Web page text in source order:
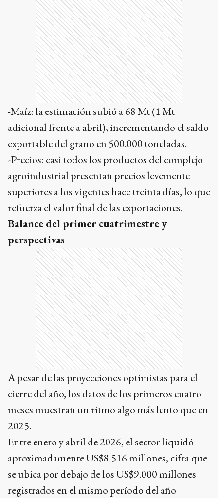
-Maíz: la estimación subió a 68 Mt (1 Mt
adicional frente a abril), incrementando el saldo
exportable del grano en 500.000 toneladas.
-Precios: casi todos los productos del complejo
agroindustrial presentan precios levemente
superiores a los vigentes hace treinta días, lo que
refuerza el valor final de las exportaciones.
Balance del primer cuatrimestre y
perspectivas
Ads
A pesar de las proyecciones optimistas para el
cierre del año, los datos de los primeros cuatro
meses muestran un ritmo algo más lento que en
2025.
Entre enero y abril de 2026, el sector liquidó
aproximadamente US$8.516 millones, cifra que
se ubica por debajo de los US$9.000 millones
registrados en el mismo período del año